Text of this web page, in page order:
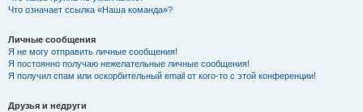
Что означает ссылка «Наша команда»?
Личные сообщения
Я не могу отправить личные сообщения!
Я постоянно получаю нежелательные личные сообщения!
Я получил спам или оскорбительный email от кого-то с этой конференции!
Друзья и недруги